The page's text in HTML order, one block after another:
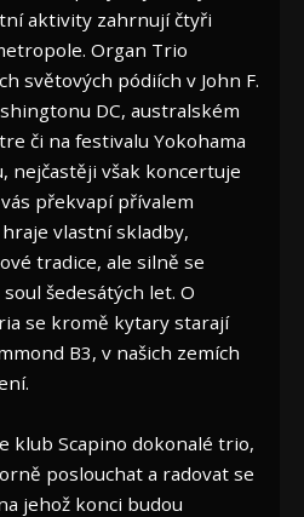
aktivity zahrnují čtyři
Organ Trio
světových pódiích v John F.
DC, australském
či na festivalu Yokohama
nejčastěji však koncertuje
překvapí přívalem
vlastní skladby,
tradice, ale silně se
šedesátých let. O
se kromě kytary starají
B3, v našich zemích
klub Scapino dokonalé trio,
poslouchat a radovat se
jehož konci budou